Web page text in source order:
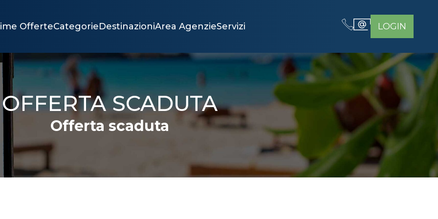
OfferteCategorieDestinazioniArea AgenzieServizi LOGIN
OFFERTA SCADUTA
Offerta scaduta